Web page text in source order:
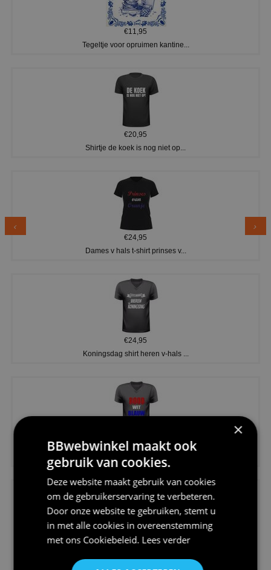
€11,95
Tegeltje voor opruimen kantine...
€20,95
Shirtje de koek is nog niet op...
€24,95
Dames v hals t-shirt prinses v...
€24,95
Koningsdag shirt heren v-hals ...
€24,95
V-hals shirt rood wit blauw st...
€24,95
I love korfbal t-shirt sport s...
×
BBwebwinkel maakt ook
gebruik van cookies.
Deze website maakt gebruik van cookies
om de gebruikerservaring te verbeteren.
Door onze website te gebruiken, stemt u
in met alle cookies in overeenstemming
met ons Cookiebeleid. Lees verder